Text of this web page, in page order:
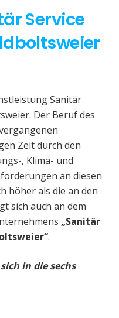
Service
Sanitär
Der Beruf des
Zeit durch den
, Klima- und
an diesen
höher als die an den
sich auch an dem
„Sanitär
.
in die sechs